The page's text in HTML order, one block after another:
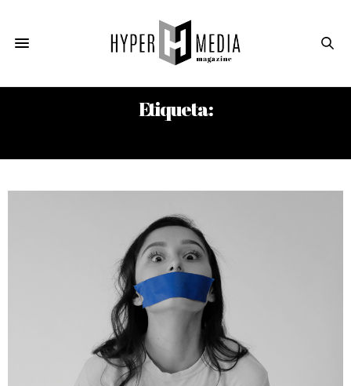
Etiqueta: